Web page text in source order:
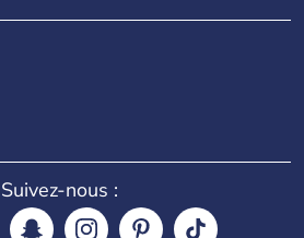
Suivez-nous :